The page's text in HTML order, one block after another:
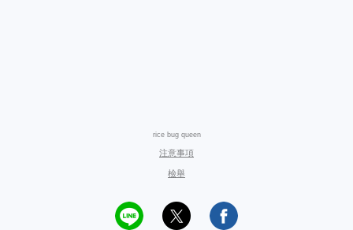
rice bug queen
注意事項
檢舉